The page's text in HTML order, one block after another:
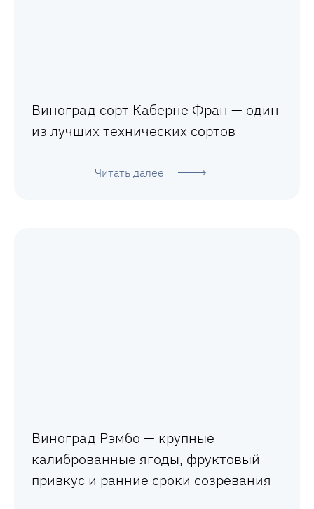
Виноград сорт Каберне Фран — один
из лучших технических сортов
Читать далее
Виноград Рэмбо — крупные
калиброванные ягоды, фруктовый
привкус и ранние сроки созревания